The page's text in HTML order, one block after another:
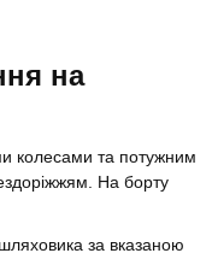
на
колесами та потужним
На борту
за вказаною